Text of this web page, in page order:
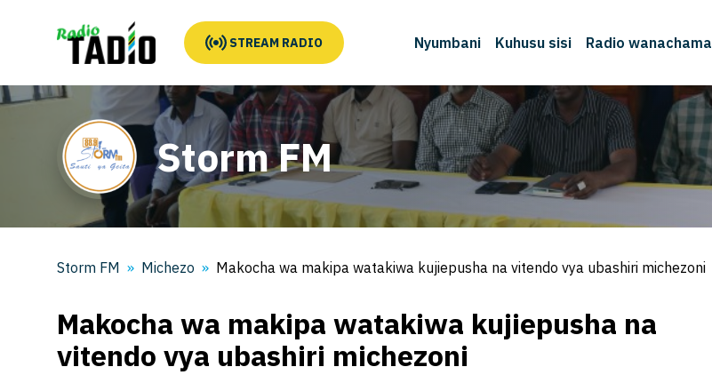
STREAM RADIO Nyumbani Kuhusu sisi Radio wanachama
Storm FM
Storm FM Michezo Makocha wa makipa watakiwa kujiepusha na vitendo vya ubashiri michezoni
Makocha wa makipa watakiwa kujiepusha na
vitendo vya ubashiri michezoni